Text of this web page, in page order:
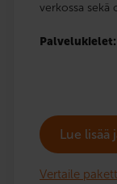
verkossa sekä
Palvelukielet:
Lue lisää
Vertaile